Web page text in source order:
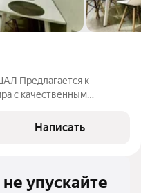
Предлагается к
с качественным
Ключевые
37,9 кв. м.
Написать
упускайте